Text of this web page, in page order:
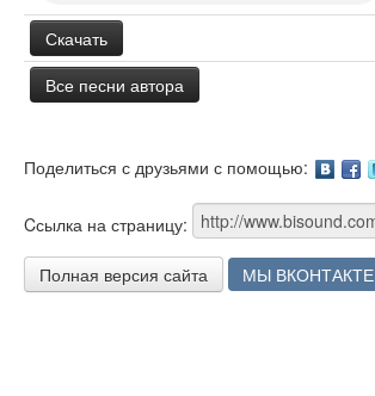
Скачать
Все песни автора
Поделиться с друзьями с помощью:
Cсылка на страницу:
Полная версия сайта МЫ ВКОНТАКТЕ